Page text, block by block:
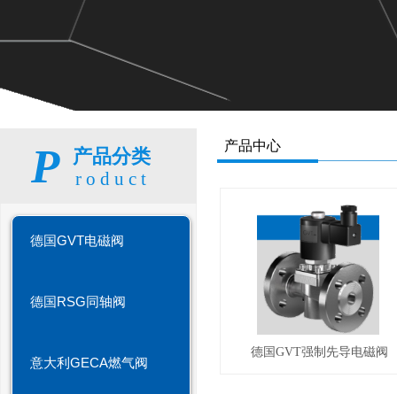
产品中心
P 产品分类
roduct
德国GVT强制先导电磁阀
德国GVT电磁阀
德国RSG同轴阀
意大利GECA燃气阀